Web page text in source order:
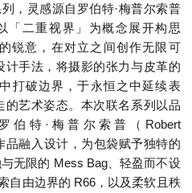
，灵感源自罗伯特·梅普尔索普
「二重视界」为概念展开构思
锐意，在对立之间创作无限可
手法，将摄影的张力与皮革的
打破边界，于永恒之中延续表
艺术姿态。本次联名系列以品
伯特·梅普尔索普（Robert
品融入设计，为包袋赋予独特的
无限的 Mess Bag、轻盈而不设
自由边界的 R66，以及柔软且秩